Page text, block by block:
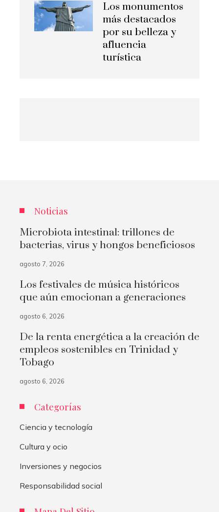
Los monumentos
más destacados
por su belleza y
afluencia
turística
Noticias
Microbiota intestinal: trillones de
bacterias, virus y hongos beneficiosos
agosto 7, 2026
Los festivales de música históricos
que aún emocionan a generaciones
agosto 6, 2026
De la renta energética a la creación de
empleos sostenibles en Trinidad y
Tobago
agosto 6, 2026
Categorías
Ciencia y tecnología
Cultura y ocio
Inversiones y negocios
Responsabilidad social